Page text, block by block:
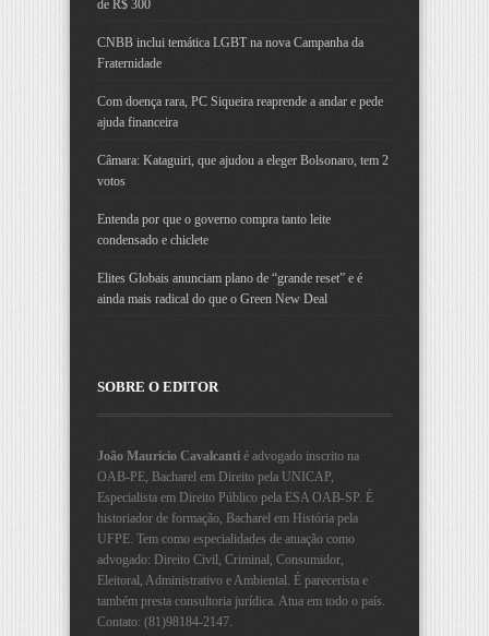
de R$ 300
CNBB inclui temática LGBT na nova Campanha da
Fraternidade
Com doença rara, PC Siqueira reaprende a andar e pede
ajuda financeira
Câmara: Kataguiri, que ajudou a eleger Bolsonaro, tem 2
votos
Entenda por que o governo compra tanto leite
condensado e chiclete
Elites Globais anunciam plano de “grande reset” e é
ainda mais radical do que o Green New Deal
SOBRE O EDITOR
João Maurício Cavalcanti é advogado inscrito na
OAB-PE, Bacharel em Direito pela UNICAP,
Especialista em Direito Público pela ESA OAB-SP. É
historiador de formação, Bacharel em História pela
UFPE. Tem como especialidades de atuação como
advogado: Direito Civil, Criminal, Consumidor,
Eleitoral, Administrativo e Ambiental. É parecerista e
também presta consultoria jurídica. Atua em todo o país.
Contato: (81)98184-2147.